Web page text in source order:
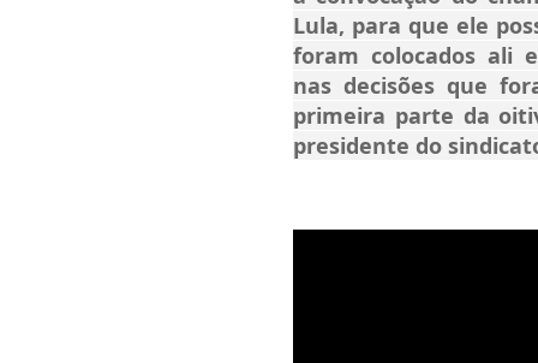
Lula, para que ele
foram colocados ali
nas decisões que
primeira parte da
presidente do